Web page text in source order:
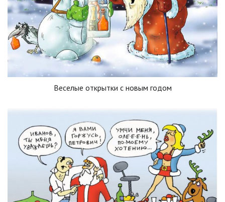
Веселые открытки с новым годом